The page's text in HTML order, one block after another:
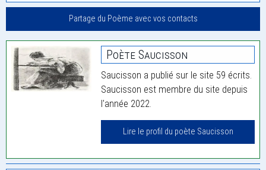
Partage du Poème avec vos contacts
Poète Saucisson
Saucisson a publié sur le site 59 écrits.
Saucisson est membre du site depuis
l'année 2022.
Lire le profil du poète Saucisson